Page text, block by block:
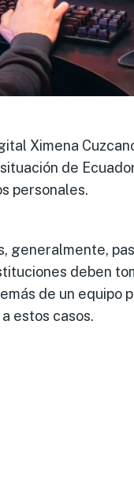
Ximena
de
personales.
generalmente,
deben
de un equipo
estos casos.